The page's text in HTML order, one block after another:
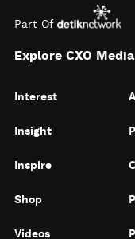
Part Of
Explore CXO Media
Interest
Insight
Inspire
Shop
Videos